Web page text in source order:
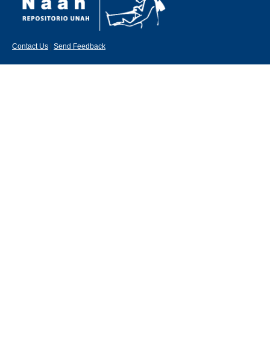
Contact Us Send Feedback